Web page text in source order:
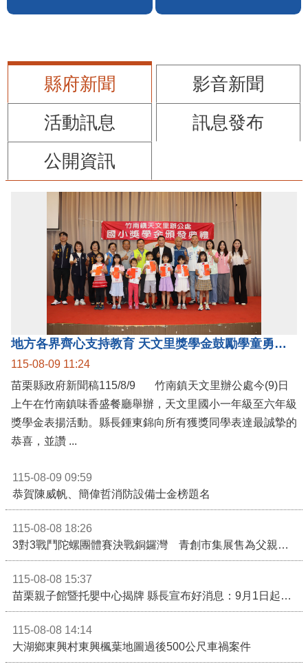
縣府新聞
影音新聞
活動訊息
訊息發布
公開資訊
地方各界齊心支持教育 天文里獎學金鼓勵學童勇敢追夢
115-08-09 11:24
苗栗縣政府新聞稿115/8/9 竹南鎮天文里辦公處今(9)日
上午在竹南鎮味香盛餐廳舉辦，天文里國小一年級至六年級
獎學金表揚活動。縣長鍾東錦向所有獲獎同學表達最誠摯的
恭喜，並讚 ...
115-08-09 09:59
恭賀陳威帆、簡偉哲消防設備士金榜題名
115-08-08 18:26
3對3戰鬥陀螺團體賽決戰銅鑼灣 青創市集展售為父親節增添繽紛
115-08-08 15:37
苗栗親子館暨托嬰中心揭牌 縣長宣布好消息：9月1日起調降臨時托嬰費用
115-08-08 14:14
大湖鄉東興村東興楓葉地圖過後500公尺車禍案件